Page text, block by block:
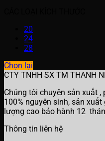
20
24
28
Chọn lại
CTY TNHH SX TM THANH
Chúng tôi chuyên sản xuất
100% nguyên sinh, sản
lượng cao bảo hành 12
Thông tin liên hệ